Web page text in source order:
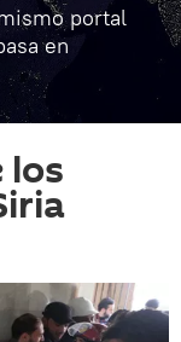
portal
en
los